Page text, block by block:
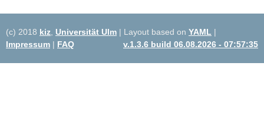
(c) 2018 kiz Universität Ulm | Layout based on YAML |
Impressum | FAQ v.1.3.6 build 06.08.2026 - 07:57:35